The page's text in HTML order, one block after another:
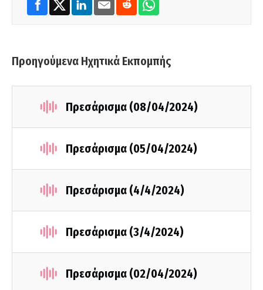
Προηγούμενα Ηχητικά Εκπομπής
Πρεσάρισμα (08/04/2024)
Πρεσάρισμα (05/04/2024)
Πρεσάρισμα (4/4/2024)
Πρεσάρισμα (3/4/2024)
Πρεσάρισμα (02/04/2024)